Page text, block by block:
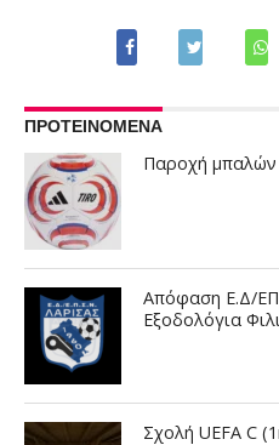
ΠΡΟΤΕΙΝΟΜΕΝΑ
Παροχή
Απόφαση Ε.Δ/
Εξοδολόγια
Σχολή UEFA C